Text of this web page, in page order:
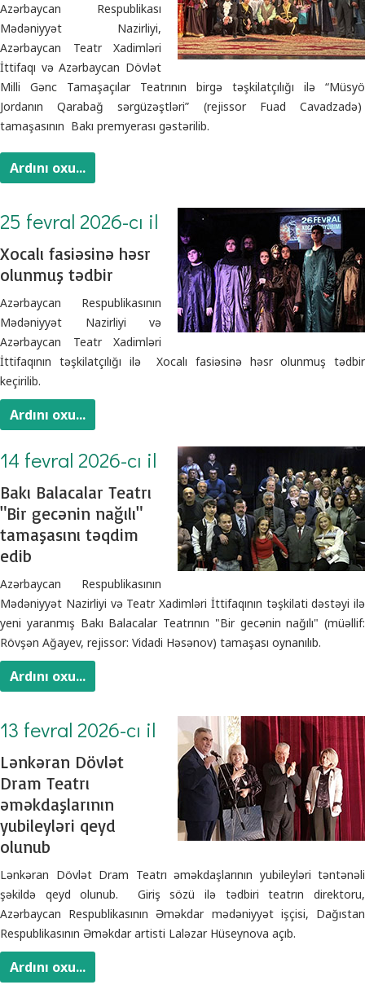
Azərbaycan Respublikası
Mədəniyyət Nazirliyi,
Azərbaycan Teatr Xadimləri
İttifaqı və Azərbaycan Dövlət
Milli Gənc Tamaşaçılar Teatrının birgə təşkilatçılığı ilə “Müsyö
Jordanın Qarabağ sərgüzəştləri” (rejissor Fuad Cavadzadə)
tamaşasının Bakı premyerası gəstərilib.
Ardını oxu...
25 fevral 2026-cı il
Xocalı fasiəsinə həsr
olunmuş tədbir
Azərbaycan Respublikasının
Mədəniyyət Nazirliyi və
Azərbaycan Teatr Xadimləri
İttifaqının təşkilatçılığı ilə Xocalı fasiəsinə həsr olunmuş tədbir
keçirilib.
Ardını oxu...
14 fevral 2026-cı il
Bakı Balacalar Teatrı
"Bir gecənin nağılı"
tamaşasını təqdim
edib
Azərbaycan Respublikasının
Mədəniyyət Nazirliyi və Teatr Xadimləri İttifaqının təşkilati dəstəyi ilə
yeni yaranmış Bakı Balacalar Teatrının "Bir gecənin nağılı" (müəllif:
Rövşən Ağayev, rejissor: Vidadi Həsənov) tamaşası oynanılıb.
Ardını oxu...
13 fevral 2026-cı il
Lənkəran Dövlət
Dram Teatrı
əməkdaşlarının
yubileyləri qeyd
olunub
Lənkəran Dövlət Dram Teatrı əməkdaşlarının yubileyləri təntənəli
şəkildə qeyd olunub. Giriş sözü ilə tədbiri teatrın direktoru,
Azərbaycan Respublikasının Əməkdar mədəniyyət işçisi, Dağıstan
Respublikasının Əməkdar artisti Laləzar Hüseynova açıb.
Ardını oxu...